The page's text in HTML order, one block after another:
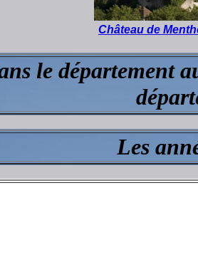
Château de
le département
Les